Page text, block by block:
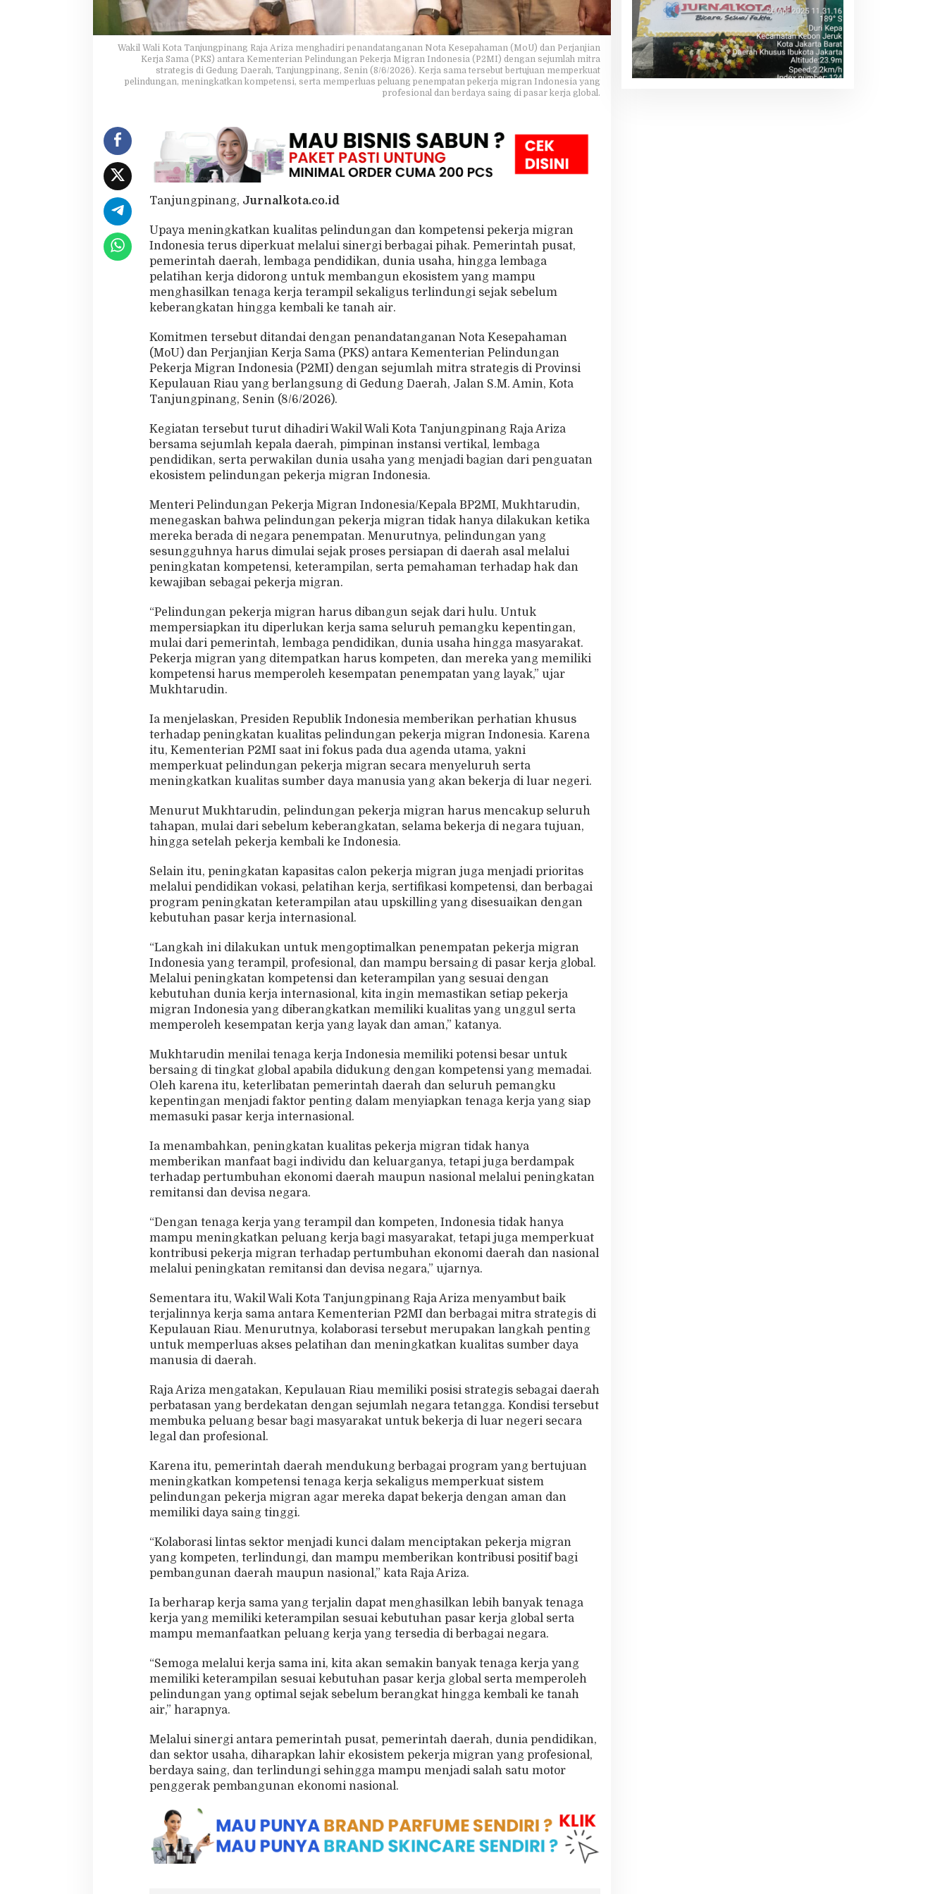
n
c
i
P
e
l
i
u
n
g
a
n
e
e
r
j
a
M
r
n
I
n
o
n
s
i
Wakil Wali Kota Tanjungpinang Raja Ariza menghadiri penandatanganan Nota Kesepahaman (MoU) dan Perjanjian
Kerja Sama (PKS) antara Kementerian Pelindungan Pekerja Migran Indonesia (P2MI) dengan sejumlah mitra
strategis di Gedung Daerah, Tanjungpinang, Senin (8/6/2026). Kerja sama tersebut bertujuan memperkuat
pelindungan, meningkatkan kompetensi, serta memperluas peluang penempatan pekerja migran Indonesia yang
profesional dan berdaya saing di pasar kerja global.
Tanjungpinang, Jurnalkota.co.id
Upaya meningkatkan kualitas pelindungan dan kompetensi pekerja migran
Indonesia terus diperkuat melalui sinergi berbagai pihak. Pemerintah pusat,
pemerintah daerah, lembaga pendidikan, dunia usaha, hingga lembaga
pelatihan kerja didorong untuk membangun ekosistem yang mampu
menghasilkan tenaga kerja terampil sekaligus terlindungi sejak sebelum
keberangkatan hingga kembali ke tanah air.
Komitmen tersebut ditandai dengan penandatanganan Nota Kesepahaman
(MoU) dan Perjanjian Kerja Sama (PKS) antara Kementerian Pelindungan
Pekerja Migran Indonesia (P2MI) dengan sejumlah mitra strategis di Provinsi
Kepulauan Riau yang berlangsung di Gedung Daerah, Jalan S.M. Amin, Kota
Tanjungpinang, Senin (8/6/2026).
Kegiatan tersebut turut dihadiri Wakil Wali Kota Tanjungpinang Raja Ariza
bersama sejumlah kepala daerah, pimpinan instansi vertikal, lembaga
pendidikan, serta perwakilan dunia usaha yang menjadi bagian dari penguatan
ekosistem pelindungan pekerja migran Indonesia.
Menteri Pelindungan Pekerja Migran Indonesia/Kepala BP2MI, Mukhtarudin,
menegaskan bahwa pelindungan pekerja migran tidak hanya dilakukan ketika
mereka berada di negara penempatan. Menurutnya, pelindungan yang
sesungguhnya harus dimulai sejak proses persiapan di daerah asal melalui
peningkatan kompetensi, keterampilan, serta pemahaman terhadap hak dan
kewajiban sebagai pekerja migran.
“Pelindungan pekerja migran harus dibangun sejak dari hulu. Untuk
mempersiapkan itu diperlukan kerja sama seluruh pemangku kepentingan,
mulai dari pemerintah, lembaga pendidikan, dunia usaha hingga masyarakat.
Pekerja migran yang ditempatkan harus kompeten, dan mereka yang memiliki
kompetensi harus memperoleh kesempatan penempatan yang layak,” ujar
Mukhtarudin.
Ia menjelaskan, Presiden Republik Indonesia memberikan perhatian khusus
terhadap peningkatan kualitas pelindungan pekerja migran Indonesia. Karena
itu, Kementerian P2MI saat ini fokus pada dua agenda utama, yakni
memperkuat pelindungan pekerja migran secara menyeluruh serta
meningkatkan kualitas sumber daya manusia yang akan bekerja di luar negeri.
Menurut Mukhtarudin, pelindungan pekerja migran harus mencakup seluruh
tahapan, mulai dari sebelum keberangkatan, selama bekerja di negara tujuan,
hingga setelah pekerja kembali ke Indonesia.
Selain itu, peningkatan kapasitas calon pekerja migran juga menjadi prioritas
melalui pendidikan vokasi, pelatihan kerja, sertifikasi kompetensi, dan berbagai
program peningkatan keterampilan atau upskilling yang disesuaikan dengan
kebutuhan pasar kerja internasional.
“Langkah ini dilakukan untuk mengoptimalkan penempatan pekerja migran
Indonesia yang terampil, profesional, dan mampu bersaing di pasar kerja global.
Melalui peningkatan kompetensi dan keterampilan yang sesuai dengan
kebutuhan dunia kerja internasional, kita ingin memastikan setiap pekerja
migran Indonesia yang diberangkatkan memiliki kualitas yang unggul serta
memperoleh kesempatan kerja yang layak dan aman,” katanya.
Mukhtarudin menilai tenaga kerja Indonesia memiliki potensi besar untuk
bersaing di tingkat global apabila didukung dengan kompetensi yang memadai.
Oleh karena itu, keterlibatan pemerintah daerah dan seluruh pemangku
kepentingan menjadi faktor penting dalam menyiapkan tenaga kerja yang siap
memasuki pasar kerja internasional.
Ia menambahkan, peningkatan kualitas pekerja migran tidak hanya
memberikan manfaat bagi individu dan keluarganya, tetapi juga berdampak
terhadap pertumbuhan ekonomi daerah maupun nasional melalui peningkatan
remitansi dan devisa negara.
“Dengan tenaga kerja yang terampil dan kompeten, Indonesia tidak hanya
mampu meningkatkan peluang kerja bagi masyarakat, tetapi juga memperkuat
kontribusi pekerja migran terhadap pertumbuhan ekonomi daerah dan nasional
melalui peningkatan remitansi dan devisa negara,” ujarnya.
Sementara itu, Wakil Wali Kota Tanjungpinang Raja Ariza menyambut baik
terjalinnya kerja sama antara Kementerian P2MI dan berbagai mitra strategis di
Kepulauan Riau. Menurutnya, kolaborasi tersebut merupakan langkah penting
untuk memperluas akses pelatihan dan meningkatkan kualitas sumber daya
manusia di daerah.
Raja Ariza mengatakan, Kepulauan Riau memiliki posisi strategis sebagai daerah
perbatasan yang berdekatan dengan sejumlah negara tetangga. Kondisi tersebut
membuka peluang besar bagi masyarakat untuk bekerja di luar negeri secara
legal dan profesional.
Karena itu, pemerintah daerah mendukung berbagai program yang bertujuan
meningkatkan kompetensi tenaga kerja sekaligus memperkuat sistem
pelindungan pekerja migran agar mereka dapat bekerja dengan aman dan
memiliki daya saing tinggi.
“Kolaborasi lintas sektor menjadi kunci dalam menciptakan pekerja migran
yang kompeten, terlindungi, dan mampu memberikan kontribusi positif bagi
pembangunan daerah maupun nasional,” kata Raja Ariza.
Ia berharap kerja sama yang terjalin dapat menghasilkan lebih banyak tenaga
kerja yang memiliki keterampilan sesuai kebutuhan pasar kerja global serta
mampu memanfaatkan peluang kerja yang tersedia di berbagai negara.
“Semoga melalui kerja sama ini, kita akan semakin banyak tenaga kerja yang
memiliki keterampilan sesuai kebutuhan pasar kerja global serta memperoleh
pelindungan yang optimal sejak sebelum berangkat hingga kembali ke tanah
air,” harapnya.
Melalui sinergi antara pemerintah pusat, pemerintah daerah, dunia pendidikan,
dan sektor usaha, diharapkan lahir ekosistem pekerja migran yang profesional,
berdaya saing, dan terlindungi sehingga mampu menjadi salah satu motor
penggerak pembangunan ekonomi nasional.